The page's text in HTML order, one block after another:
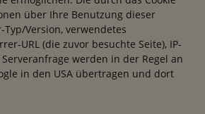
über Ihre Benutzung dieser
Version, verwendetes
URL (die zuvor besuchte Seite), IP-
werden in der Regel an
in den USA übertragen und dort